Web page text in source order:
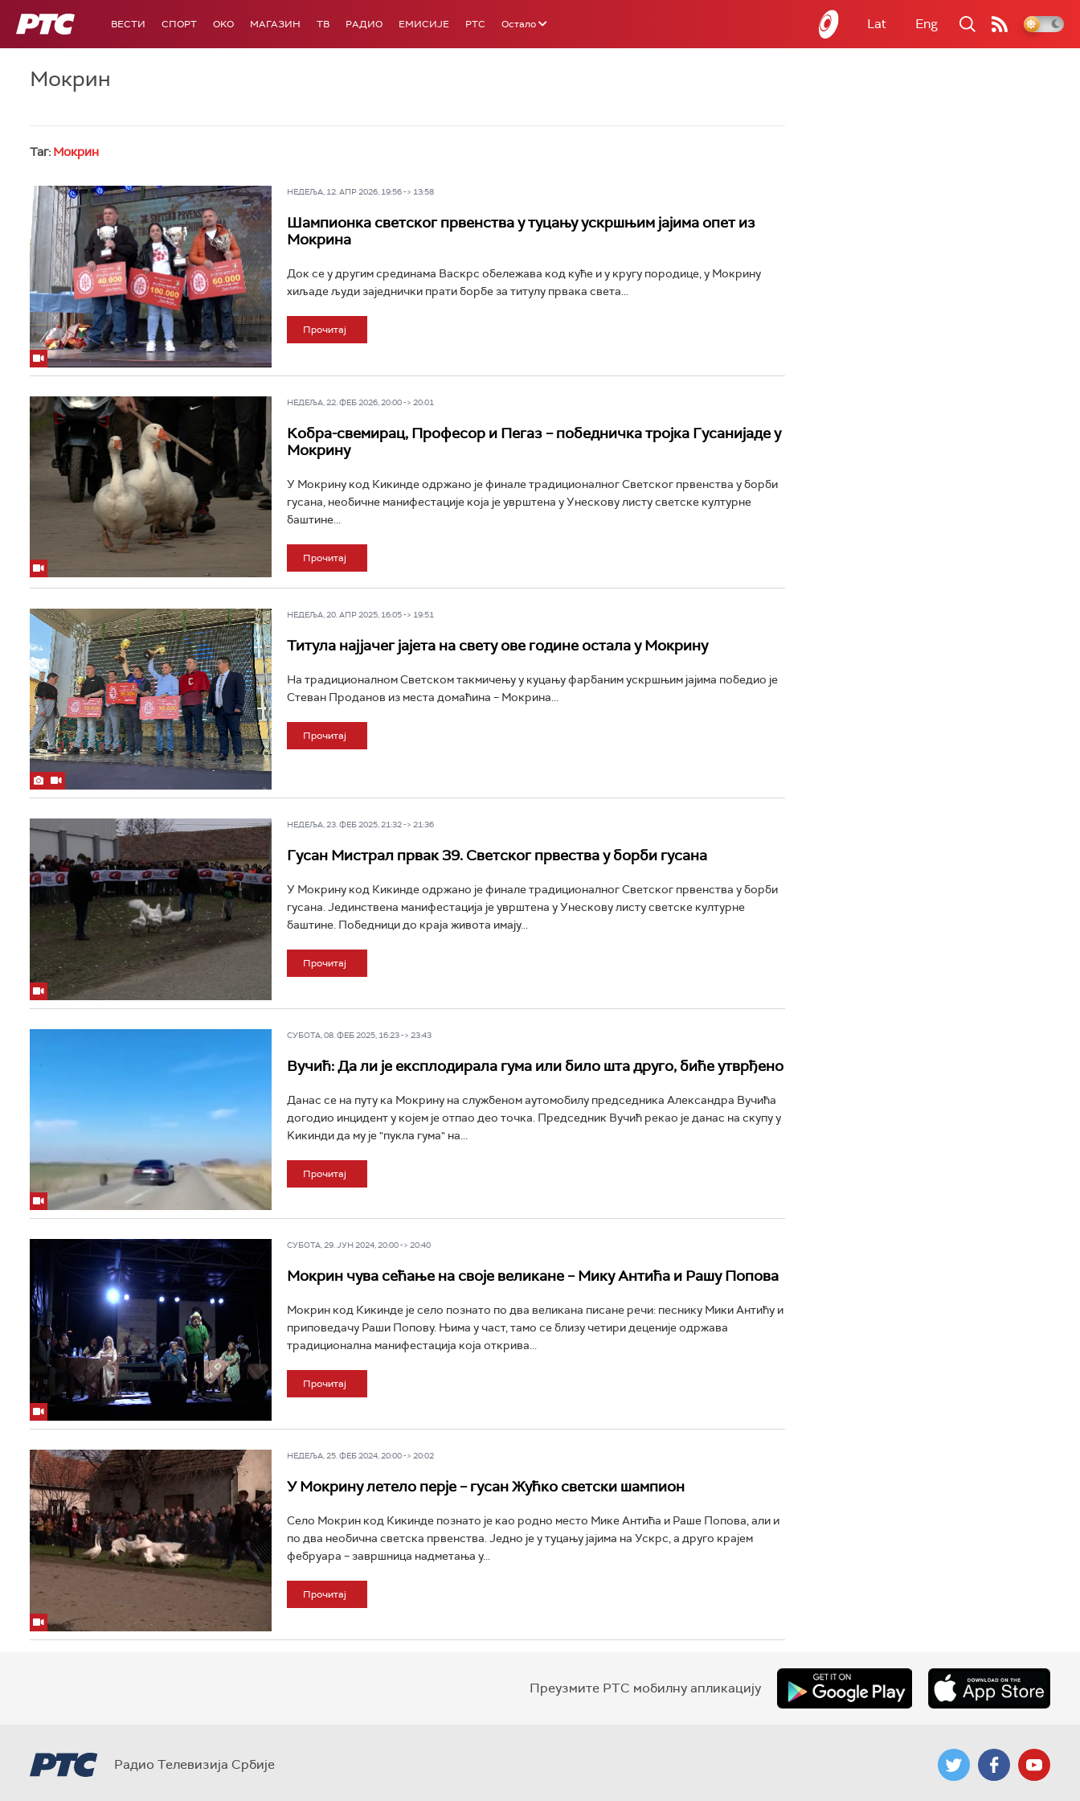
РТС ВЕСТИ СПОРТ OKO МАГАЗИН ТВ РАДИО ЕМИСИЈЕ РТС Остало Lat Eng
Мокрин
Таг: Мокрин
НЕДЕЉА, 12. АПР 2026, 19:56 -> 13:58
Шампионка светског првенства у туцању ускршњим јајима опет из
Мокрина
Док се у другим срединама Васкрс обележава код куће и у кругу породице, у Мокрину
хиљаде људи заједнички прати борбе за титулу првака света...
Прочитај
НЕДЕЉА, 22. ФЕБ 2026, 20:00 -> 20:01
Кобра-свемирац, Професор и Пегаз – победничка тројка Гусанијаде у
Мокрину
У Мокрину код Кикинде одржано је финале традиционалног Светског првенства у борби
гусана, необичне манифестације која је уврштена у Унескову листу светске културне
баштине...
Прочитај
НЕДЕЉА, 20. АПР 2025, 16:05 -> 19:51
Титула најјачег јајета на свету ове године остала у Мокрину
На традиционалном Светском такмичењу у куцању фарбаним ускршњим јајима победио је
Стеван Проданов из места домаћина – Мокрина...
Прочитај
НЕДЕЉА, 23. ФЕБ 2025, 21:32 -> 21:36
Гусан Мистрал првак 39. Светског првества у борби гусана
У Мокрину код Кикинде одржано је финале традиционалног Светског првенства у борби
гусана. Јединствена манифестација је уврштена у Унескову листу светске културне
баштине. Победници до краја живота имају...
Прочитај
СУБОТА, 08. ФЕБ 2025, 16:23 -> 23:43
Вучић: Да ли је експлодирала гума или било шта друго, биће утврђено
Данас се на путу ка Мокрину на службеном аутомобилу председника Александра Вучића
догодио инцидент у којем је отпао део точка. Председник Вучић рекао је данас на скупу у
Kикинди да му је "пукла гума" на...
Прочитај
СУБОТА, 29. ЈУН 2024, 20:00 -> 20:40
Мокрин чува сећање на своје великане – Мику Антића и Рашу Попова
Мокрин код Кикинде је село познато по два великана писане речи: песнику Мики Антићу и
приповедачу Раши Попову. Њима у част, тамо се близу четири деценије одржава
традиционална манифестација која открива...
Прочитај
НЕДЕЉА, 25. ФЕБ 2024, 20:00 -> 20:02
У Мокрину летело перје – гусан Жућко светски шампион
Село Мокрин код Кикинде познато је као родно место Мике Антића и Раше Попова, али и
по два необична светска првенства. Једно је у туцању јајима на Ускрс, а друго крајем
фебруара – завршница надметања у...
Прочитај
Преузмите РТС мобилну апликацију
Радио Телевизија Србије